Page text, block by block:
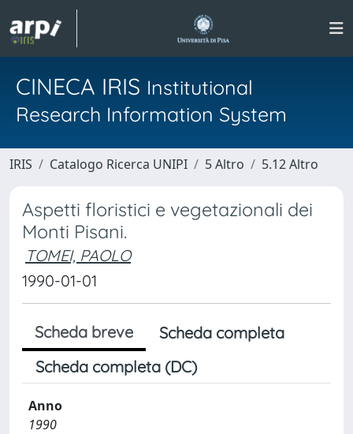
CINECA IRIS Institutional
Research Information System
IRIS Catalogo Ricerca UNIPI 5 Altro 5.12 Altro
Aspetti floristici e vegetazionali dei
Monti Pisani.
TOMEI, PAOLO
1990-01-01
Scheda breve
Scheda completa
Scheda completa (DC)
Anno
1990